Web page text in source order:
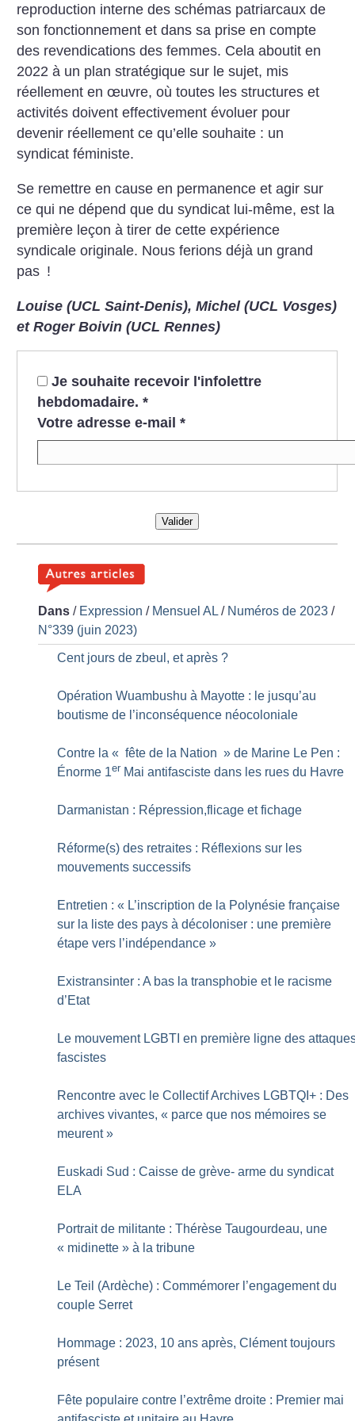
reproduction interne des schémas patriarcaux de
son fonctionnement et dans sa prise en compte
des revendications des femmes. Cela aboutit en
2022 à un plan stratégique sur le sujet, mis
réellement en œuvre, où toutes les structures et
activités doivent effectivement évoluer pour
devenir réellement ce qu’elle souhaite : un
syndicat féministe.
Se remettre en cause en permanence et agir sur
ce qui ne dépend que du syndicat lui-même, est la
première leçon à tirer de cette expérience
syndicale originale. Nous ferions déjà un grand
pas !
Louise (UCL Saint-Denis), Michel (UCL Vosges)
et Roger Boivin (UCL Rennes)
Je souhaite recevoir l'infolettre
hebdomadaire. *
Votre adresse e-mail *
Valider
Dans / Expression / Mensuel AL / Numéros de 2023 /
N°339 (juin 2023)
Cent jours de zbeul, et après ?
Opération Wuambushu à Mayotte : le jusqu’au
boutisme de l’inconséquence néocoloniale
Contre la « fête de la Nation » de Marine Le Pen :
Énorme 1er Mai antifasciste dans les rues du Havre
Darmanistan : Répression,flicage et fichage
Réforme(s) des retraites : Réflexions sur les
mouvements successifs
Entretien : « L’inscription de la Polynésie française
sur la liste des pays à décoloniser : une première
étape vers l’indépendance »
Existransinter : A bas la transphobie et le racisme
d’Etat
Le mouvement LGBTI en première ligne des
fascistes
Rencontre avec le Collectif Archives LGBTQI+ : Des
archives vivantes, « parce que nos mémoires se
meurent »
Euskadi Sud : Caisse de grève- arme du syndicat
ELA
Portrait de militante : Thérèse Taugourdeau, une
« midinette » à la tribune
Le Teil (Ardèche) : Commémorer l’engagement du
couple Serret
Hommage : 2023, 10 ans après, Clément toujours
présent
Fête populaire contre l’extrême droite : Premier mai